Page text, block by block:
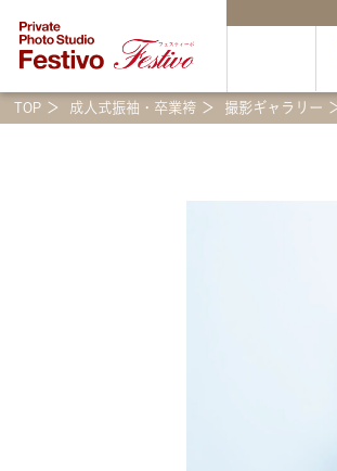
TOP 成人式振袖・卒業袴 撮影ギャラリー